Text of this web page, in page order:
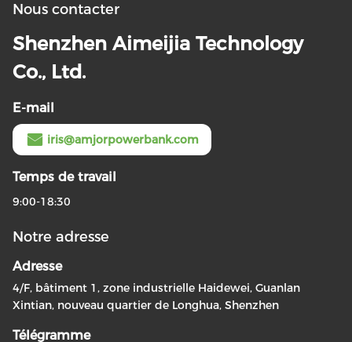
Nous contacter
Shenzhen Aimeijia Technology
Co., Ltd.
E-mail
iris@amjorpowerbank.com
Temps de travail
9:00-18:30
Notre adresse
Adresse
4/F, bâtiment 1, zone industrielle Haidewei, Guanlan
Xintian, nouveau quartier de Longhua, Shenzhen
Télégramme